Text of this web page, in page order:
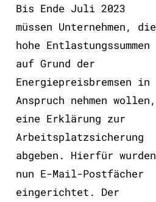
Bis Ende Juli 2023
müssen Unternehmen, die
hohe Entlastungssummen
auf Grund der
Energiepreisbremsen in
Anspruch nehmen wollen,
eine Erklärung zur
Arbeitsplatzsicherung
abgeben. Hierfür wurden
nun E-Mail-Postfächer
eingerichtet. Der